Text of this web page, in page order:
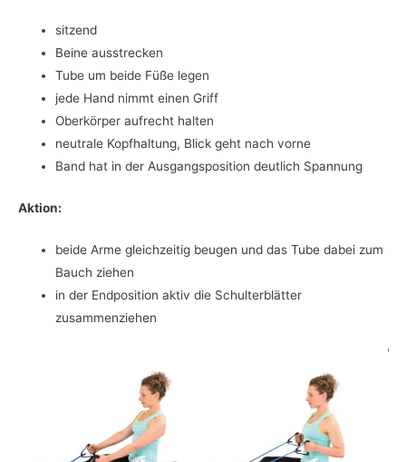
sitzend
Beine ausstrecken
Tube um beide Füße legen
jede Hand nimmt einen Griff
Oberkörper aufrecht halten
neutrale Kopfhaltung, Blick geht nach vorne
Band hat in der Ausgangsposition deutlich Spannung
Aktion:
beide Arme gleichzeitig beugen und das Tube dabei zum
Bauch ziehen
in der Endposition aktiv die Schulterblätter
zusammenziehen